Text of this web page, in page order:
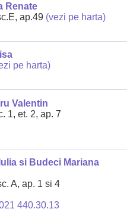
Renate
ap.49 (vezi pe harta)
pe harta)
Valentin
1, et. 2, ap. 7
si Budeci Mariana
A, ap. 1 si 4
440.30.13